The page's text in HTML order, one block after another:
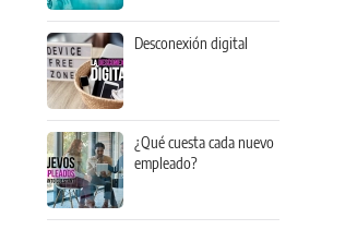
Desconexión digital
¿Qué cuesta cada nuevo
empleado?